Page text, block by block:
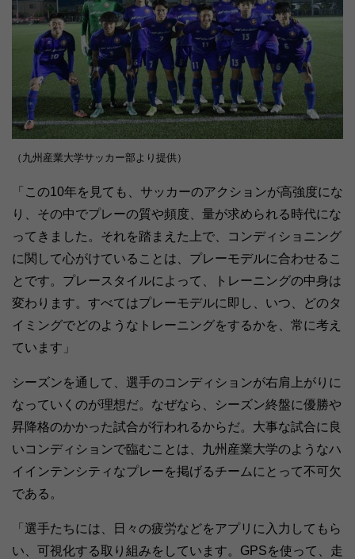
（九州産業大学サッカー部より提供）
「この10年を見ても、サッカーのアクションが高強度にな
り、その中でプレーの質や頻度、量が求められる時代にな
ってきました。それを踏まえた上で、コンディショニング
に関して心がけていることは、プレーモデルに合わせるこ
とです。プレースタイルによって、トレーニングの中身は
変わります。すべてはプレーモデルに即し、いつ、どのタ
イミングでどのようなトレーニングをするかを、常に考え
ています」
シーズンを通して、選手のコンディションが右肩上がりに
なっていくのが理想だ。なぜなら、シーズン終盤に優勝や
昇降格のかかった試合が行われるからだ。大事な試合に良
いコンディションで臨むことは、九州産業大学のようなハ
イインテンシティなプレーを掲げるチームにとって不可欠
である。
「選手たちには、日々の疲労などをアプリに入力してもら
い、可視化する取り組みをしています。GPSを使って、走